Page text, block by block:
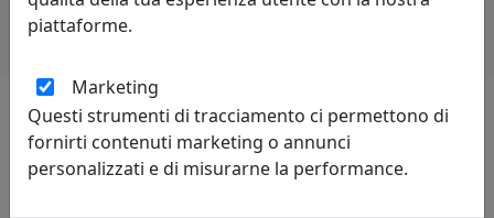
Lascia una recensione
piattaforme.
Marketing
Questi strumenti di tracciamento ci permettono di
fornirti contenuti marketing o annunci
personalizzati e di misurarne la performance.